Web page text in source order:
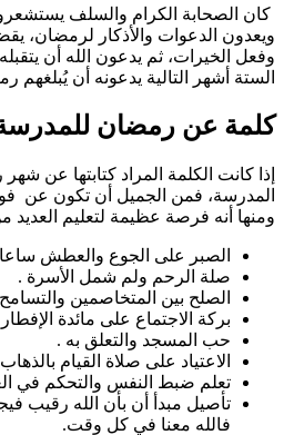
كان الصحابة الكرام والسلف
ويعدون الدعوات والأذكار لرمضان،
وفعل الخيرات، ثم يدعون الله أن
الستة أشهر التالية يدعونه أن يُبلغهم
كلمة عن رمضان
إذا كانت الكلمة المراد كتابتها عن
المدرسة، فمن الجميل أن تكون عن
ومنها أنه فرصة عظيمة لتعليم العديد
الصبر على الجوع والعطش
صلة الرحم ولم شمل الأسرة .
الصلح بين المتخاصمين
بركة الاجتماع على مائدة
حب المسجد والتعلق به .
الاعتياد على صلاة القيام
تعلم ضبط النفس والتحكم في
تأصيل مبدأ أن بأن الله رقيب
فالله معنا في كل وقت.